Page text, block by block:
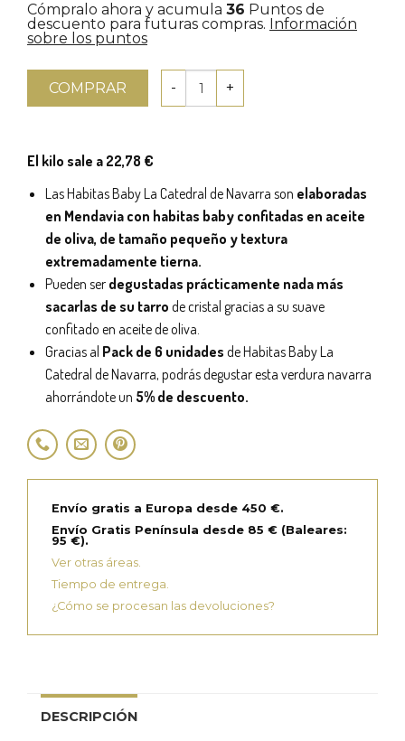
Cómpralo ahora y acumula 36 Puntos de
descuento para futuras compras. Información
sobre los puntos
COMPRAR
El kilo sale a 22,78 €
Las Habitas Baby La Catedral de Navarra son elaboradas
en Mendavia con habitas baby confitadas en aceite
de oliva, de tamaño pequeño y textura
extremadamente tierna.
Pueden ser degustadas prácticamente nada más
sacarlas de su tarro de cristal gracias a su suave
confitado en aceite de oliva.
Gracias al Pack de 6 unidades de Habitas Baby La
Catedral de Navarra, podrás degustar esta verdura navarra
ahorrándote un 5% de descuento.
Envío gratis a Europa desde 450 €.
Envío Gratis Península desde 85 € (Baleares:
95 €).
Ver otras áreas.
Tiempo de entrega.
¿Cómo se procesan las devoluciones?
DESCRIPCIÓN